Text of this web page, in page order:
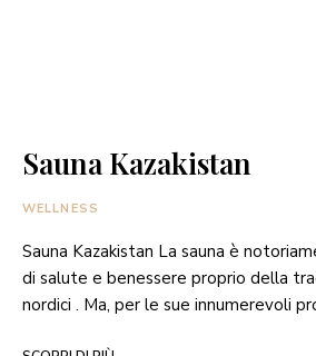
Sauna Kazakistan
WELLNESS
Sauna Kazakistan La sauna è
di salute e benessere proprio della
nordici . Ma, per le sue innumerevoli